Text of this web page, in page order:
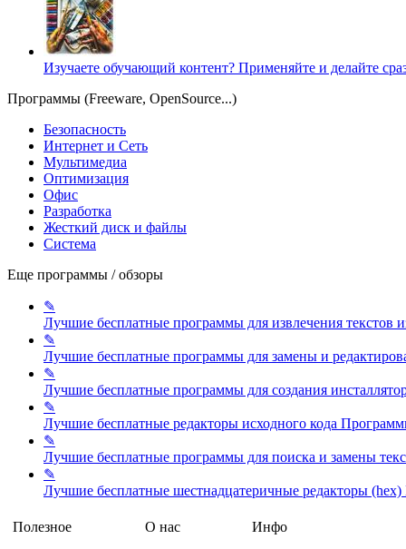
Изучаете обучающий контент? Применяйте и делайте
Программы (Freeware, OpenSource...)
Безопасность
Интернет и Сеть
Мультимедиа
Оптимизация
Офис
Разработка
Жесткий диск и файлы
Система
Еще программы / обзоры
✎
Лучшие бесплатные программы для извлечения текстов
✎
Лучшие бесплатные программы для замены и
✎
Лучшие бесплатные программы для создания
✎
Лучшие бесплатные редакторы исходного кода
✎
Лучшие бесплатные программы для поиска и замены
✎
Лучшие бесплатные шестнадцатеричные редакторы (hex)
Полезное
О нас
Инфо